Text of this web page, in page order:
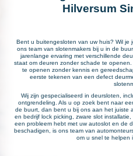
Hilversum
Bent u buitengesloten van uw huis? Wil
ons team van slotenmakers bij u in de
jarenlange ervaring met verschillende
staat om deuren zonder schade te
te openen zonder kennis en
eerste tekenen van een defect
Wij zijn gespecialiseerd in deursloten,
ontgrendeling. Als u op zoek bent naar
de buurt, dan bent u bij ons aan het juiste
en bedrijf lock picking, zware slot
een probleem hebt met uw autoslot en de
beschadigen, is ons team van
om u snel te helpen